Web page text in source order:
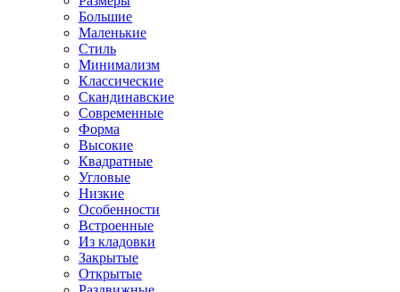
Большие
Маленькие
Стиль
Минимализм
Классические
Скандинавские
Современные
Форма
Высокие
Квадратные
Угловые
Низкие
Особенности
Встроенные
Из кладовки
Закрытые
Открытые